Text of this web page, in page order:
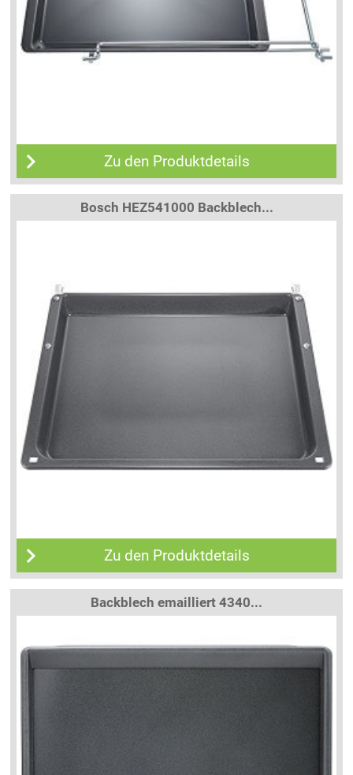
Zu den Produktdetails
Bosch HEZ541000 Backblech...
Zu den Produktdetails
Backblech emailliert 4340...